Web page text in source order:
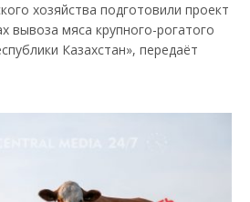
хозяйства подготовили проект
вывоза мяса крупного-рогатого
Казахстан», передаёт